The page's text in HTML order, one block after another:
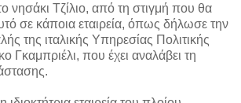
νησάκι Τζίλιο, από τη στιγμή που θα
σε κάποια εταιρεία, όπως δήλωσε την
της ιταλικής Υπηρεσίας Πολιτικής
Γκαμπριέλι, που έχει αναλάβει τη